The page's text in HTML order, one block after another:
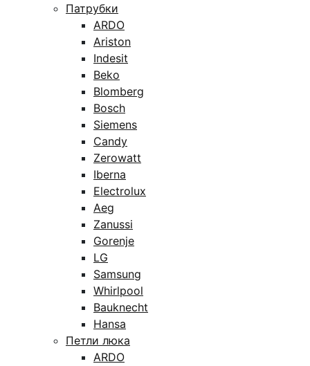
Патрубки
ARDO
Ariston
Indesit
Beko
Blomberg
Bosch
Siemens
Candy
Zerowatt
Iberna
Electrolux
Aeg
Zanussi
Gorenje
LG
Samsung
Whirlpool
Bauknecht
Hansa
Петли люка
ARDO